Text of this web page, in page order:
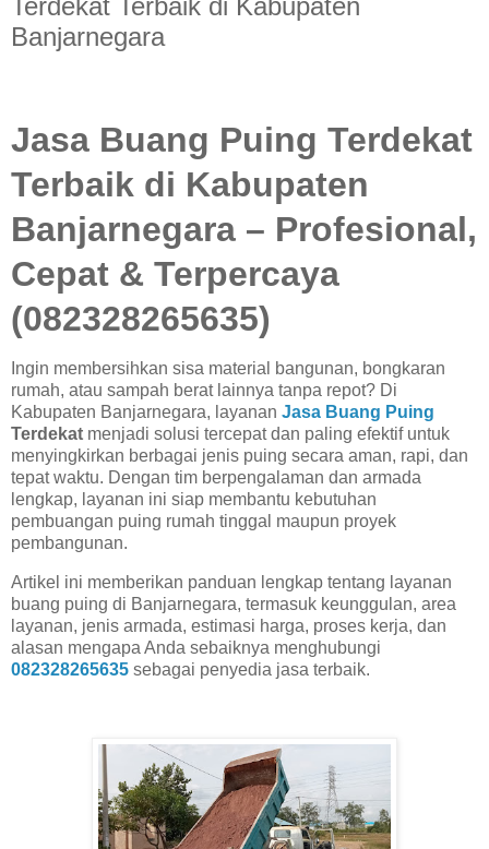
Terdekat Terbaik di Kabupaten
Banjarnegara
Jasa Buang Puing Terdekat
Terbaik di Kabupaten
Banjarnegara – Profesional,
Cepat & Terpercaya
(082328265635)
Ingin membersihkan sisa material bangunan, bongkaran
rumah, atau sampah berat lainnya tanpa repot? Di
Kabupaten Banjarnegara, layanan Jasa Buang Puing
Terdekat menjadi solusi tercepat dan paling efektif untuk
menyingkirkan berbagai jenis puing secara aman, rapi, dan
tepat waktu. Dengan tim berpengalaman dan armada
lengkap, layanan ini siap membantu kebutuhan
pembuangan puing rumah tinggal maupun proyek
pembangunan.
Artikel ini memberikan panduan lengkap tentang layanan
buang puing di Banjarnegara, termasuk keunggulan, area
layanan, jenis armada, estimasi harga, proses kerja, dan
alasan mengapa Anda sebaiknya menghubungi
082328265635 sebagai penyedia jasa terbaik.